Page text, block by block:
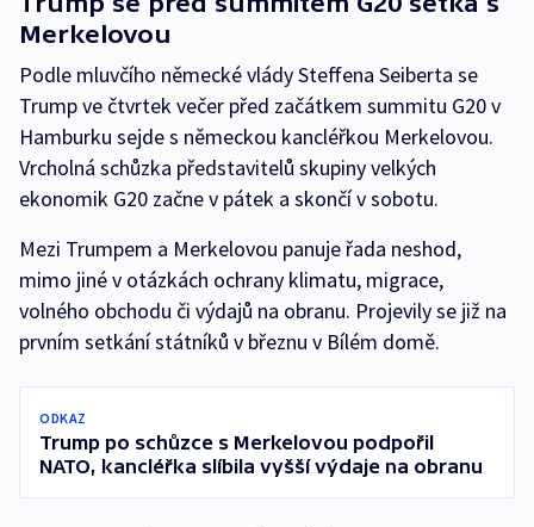
Merkelovou
Podle mluvčího německé vlády Steffena Seiberta se
Trump ve čtvrtek večer před začátkem summitu G20 v
Hamburku sejde s německou kancléřkou Merkelovou.
Vrcholná schůzka představitelů skupiny velkých
ekonomik G20 začne v pátek a skončí v sobotu.
Mezi Trumpem a Merkelovou panuje řada neshod,
mimo jiné v otázkách ochrany klimatu, migrace,
volného obchodu či výdajů na obranu. Projevily se již na
prvním setkání státníků v březnu v Bílém domě.
ODKAZ
Trump po schůzce s Merkelovou podpořil
NATO, kancléřka slíbila vyšší výdaje na obranu